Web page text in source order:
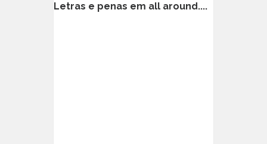
Letras e penas em all around....